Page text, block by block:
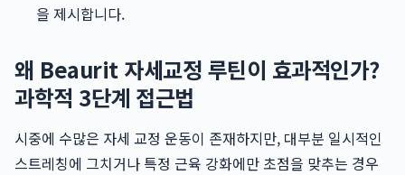
을 제시합니다.
왜 Beaurit 자세교정 루틴이 효과적인가?
과학적 3단계 접근법
시중에 수많은 자세 교정 운동이 존재하지만, 대부분 일시적인
스트레칭에 그치거나 특정 근육 강화에만 초점을 맞추는 경우